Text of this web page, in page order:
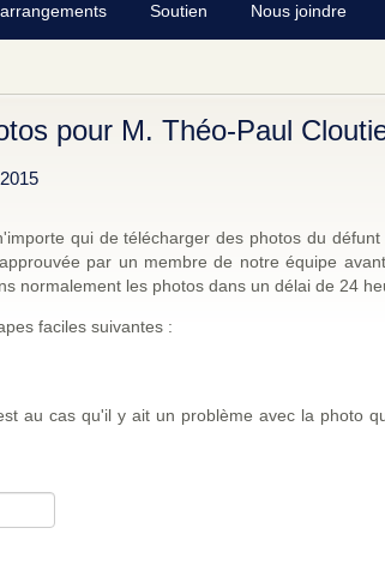
Soutien Nous joindre
pour M. Théo-Paul
qui de télécharger des photos du
par un membre de notre équipe
normalement les photos dans un délai de 24
faciles suivantes :
au cas qu'il y ait un problème avec la photo